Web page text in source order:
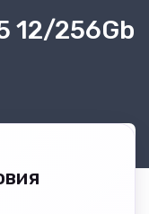
12/256Gb